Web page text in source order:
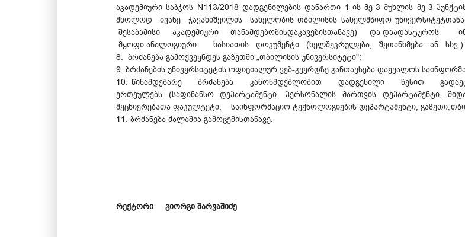
აკადემიური საბჭოს N113/2018 დადგენილების დანართი 1-ის მე-3 მუხლის მე-3
მხოლოდ ივანე ჯავახიშვილის სახელობის თბილისის სახელმწიფო
შესაბამისი აკადემიური თანამდებობისდაკავებისთანავე) და დაადასტუროს
მყოფი ანალოგიური
ხასიათის დოკუმენტი (ხელშეკრულება, შეთანხმება ან სხვ.)
8. ბრძანება გამოქვეყნდეს გაზეთში „თბილისის უნივერსიტეტი";
9. ბრძანების უნივერსიტეტის ოფიციალურ ვებ-გვერდზე განთავსება დაევალოს
10. წინამდებარე ბრძანება კანონმდებლობით დადგენილი წესით გადაეცეს
ერთეულებს (საფინანსო დეპარტამენტი, პერსონალის მართვის დეპარტამენტი,
მეცნიერებათა ფაკულტეტი, საინფორმაციო ტექნოლოგიების დეპარტამენტი,
11. ბრძანება ძალაშია გამოცემისთანავე.
რექტორი გიორგი შარვაშიძე